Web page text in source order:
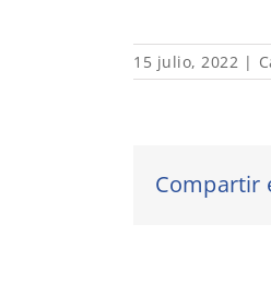
15 julio, 2022 |
Compartir